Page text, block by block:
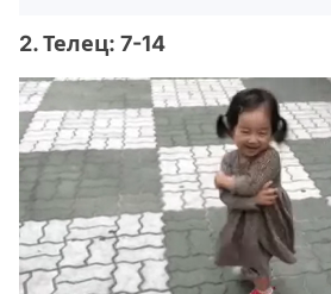
2. Телец: 7-14